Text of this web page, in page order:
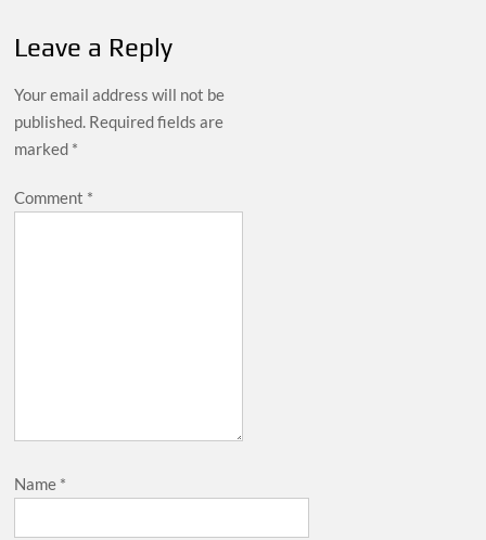
Leave a Reply
Your email address will not be
published. Required fields are
marked *
Comment *
Name *